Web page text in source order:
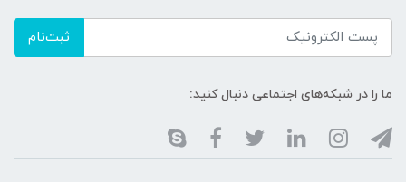
ثبت‌نام
ما را در شبکه‌های اجتماعی دنبال کنید: